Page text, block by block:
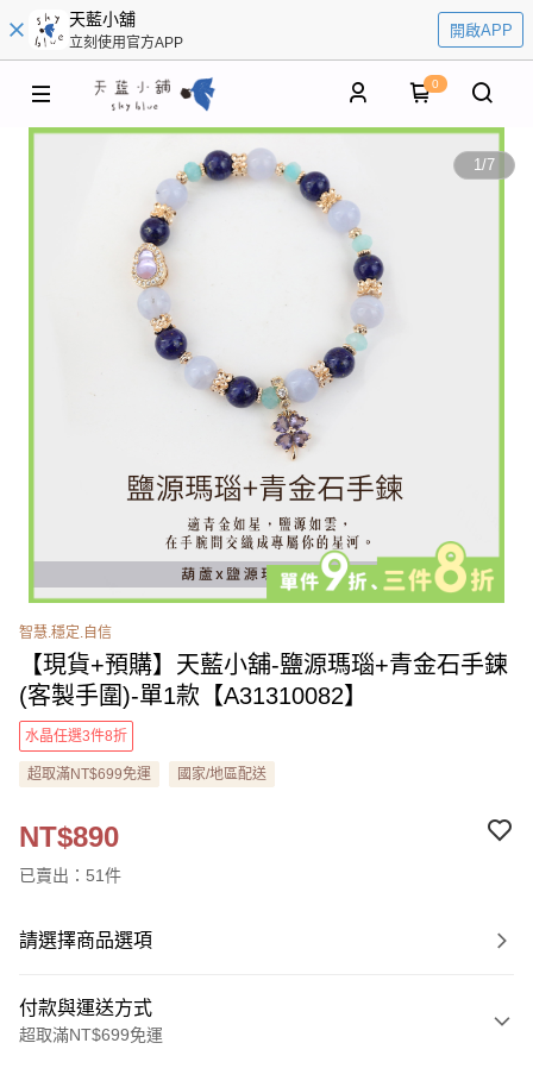
天藍小舖
立刻使用官方APP
開啟APP
0
1/7
智慧.穩定.自信
【現貨+預購】天藍小舖-鹽源瑪瑙+青金石手鍊
(客製手圍)-單1款【A31310082】
水晶任選3件8折
超取滿NT$699免運 國家/地區配送
NT$890
已賣出：51件
請選擇商品選項
付款與運送方式
超取滿NT$699免運